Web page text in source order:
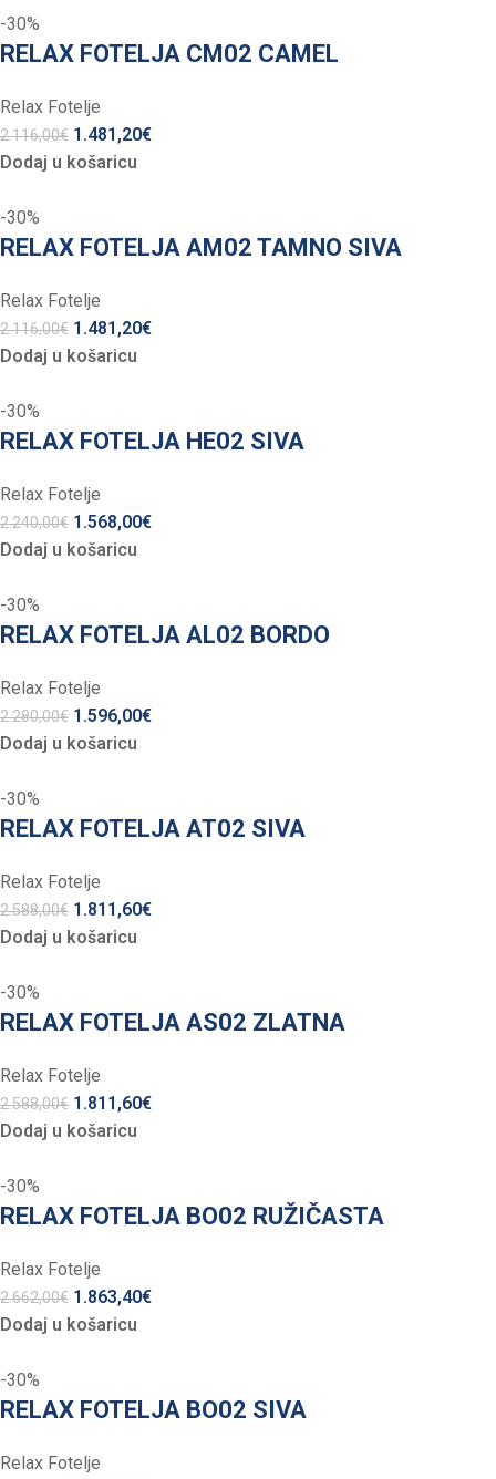
-30%
RELAX FOTELJA CM02 CAMEL
Relax Fotelje
2.116,00€ 1.481,20€
Dodaj u košaricu
-30%
RELAX FOTELJA AM02 TAMNO SIVA
Relax Fotelje
2.116,00€ 1.481,20€
Dodaj u košaricu
-30%
RELAX FOTELJA HE02 SIVA
Relax Fotelje
2.240,00€ 1.568,00€
Dodaj u košaricu
-30%
RELAX FOTELJA AL02 BORDO
Relax Fotelje
2.280,00€ 1.596,00€
Dodaj u košaricu
-30%
RELAX FOTELJA AT02 SIVA
Relax Fotelje
2.588,00€ 1.811,60€
Dodaj u košaricu
-30%
RELAX FOTELJA AS02 ZLATNA
Relax Fotelje
2.588,00€ 1.811,60€
Dodaj u košaricu
-30%
RELAX FOTELJA BO02 RUŽIČASTA
Relax Fotelje
2.662,00€ 1.863,40€
Dodaj u košaricu
-30%
RELAX FOTELJA BO02 SIVA
Relax Fotelje